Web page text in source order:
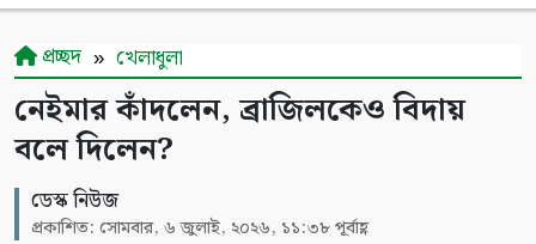
প্রচ্ছদ খেলাধুলা
নেইমার কাঁদলেন, ব্রাজিলকেও বিদায়
বলে দিলেন?
ডেস্ক নিউজ
প্রকাশিত: সোমবার, ৬ জুলাই, ২০২৬, ১১:৩৮ পূর্বাহ্ণ